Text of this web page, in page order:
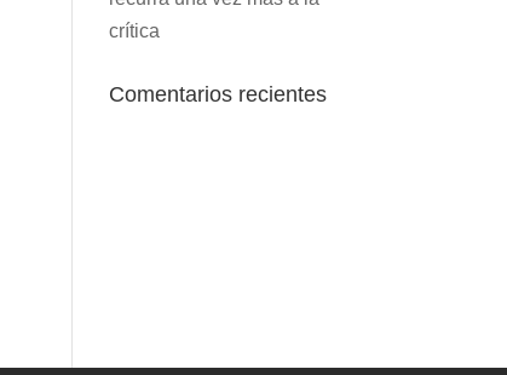
crítica
Comentarios recientes